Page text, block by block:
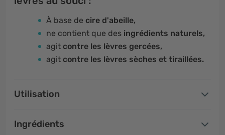
À base de cire d'abeille,
ne contient que des ingrédients naturels,
agit contre les lèvres gercées,
agit contre les lèvres sèches et tiraillées.
Utilisation
Ingrédients